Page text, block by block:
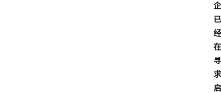
企
已
经
在
寻
求
启